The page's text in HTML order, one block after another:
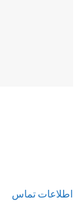
اطلاعات تماس